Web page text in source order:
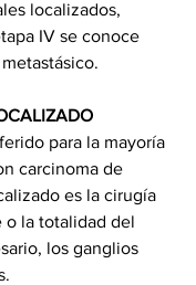
localizados,
IV se conoce
para la mayoría
carcinoma de
es la cirugía
o la totalidad del
los ganglios